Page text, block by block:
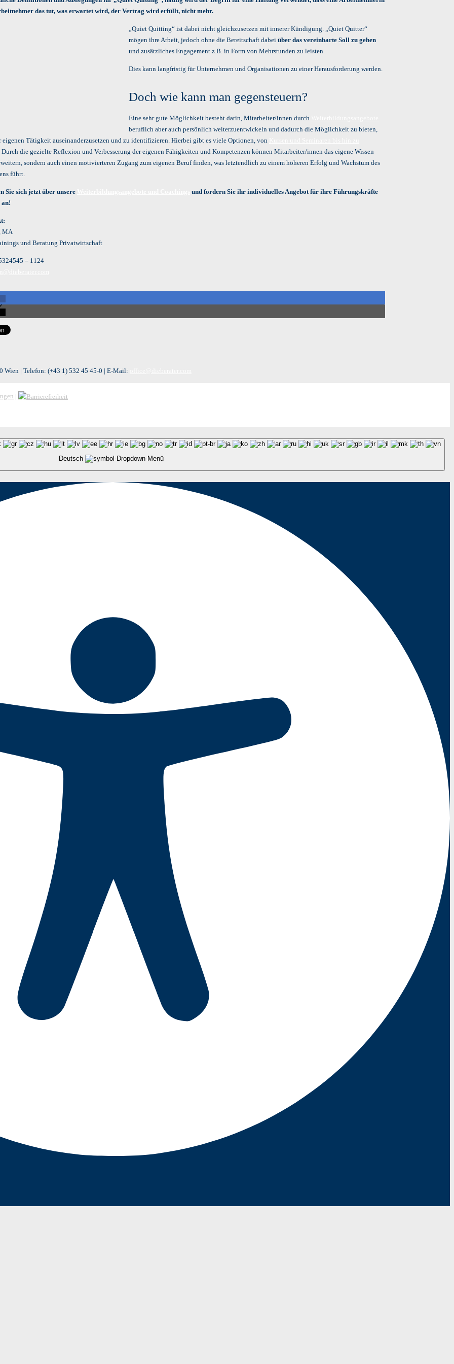
das tut, was erwartet wird, der Vertrag wird erfüllt, nicht mehr.
„Quiet Quitting“ ist dabei nicht gleichzusetzen mit innerer Kündigung. „Quiet Quitter“
mögen ihre Arbeit, jedoch ohne die Bereitschaft dabeiüber das vereinbarte Soll zu gehen
und zusätzliches Engagement z.B. in Form von Mehrstunden zu leisten.
Dies kann langfristig für Unternehmen und Organisationen zu einer Herausforderung werden.
Doch wie kann man gegensteuern?
Eine sehr gute Möglichkeit besteht darin, Mitarbeiter/innen durch
beruflich aber auch persönlich weiterzuentwickeln und dadurch die Möglichkeit zu bieten,
eigenen Tätigkeit auseinanderzusetzen und zu identifizieren. Hierbei gibt es viele Optionen, von
Durch die gezielte Reflexion und Verbesserung der eigenen Fähigkeiten und Kompetenzen können Mitarbeiter/innen das eigene Wissen
sondern auch einen motivierteren Zugang zum eigenen Beruf finden, was letztendlich zu einem höheren Erfolg und Wachstum des
führt.
Sie sich jetzt über unsere
und fordern Sie ihr individuelles Angebot für ihre Führungskräfte
an!
MA
und Beratung Privatwirtschaft
– 1124
Wien | Telefon: (+43 1) 532 45 45-0 | E-Mail:
|
Deutsch